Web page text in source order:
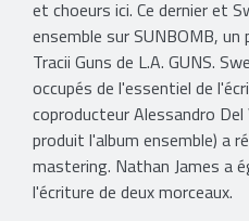
et choeurs ici. Ce dernier et
ensemble sur SUNBOMB,
Tracii Guns de L.A. GUNS.
occupés de l'essentiel de
coproducteur Alessandro
produit l'album ensemble) a
mastering. Nathan James a
l'écriture de deux morceaux.